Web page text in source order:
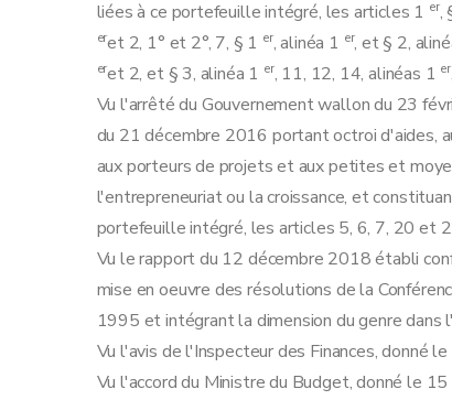
liées à ce portefeuille intégré, les articles 1 er,
eret 2, 1° et 2°, 7, § 1 er, alinéa 1 er, et § 2,
eret 2, et § 3, alinéa 1 er, 11, 12, 14, alinéas 1 er
Vu l'arrêté du Gouvernement wallon du 23
du 21 décembre 2016 portant octroi d'aides,
aux porteurs de projets et aux petites et
l'entrepreneuriat ou la croissance, et
portefeuille intégré, les articles 5, 6, 7, 20 et
Vu le rapport du 12 décembre 2018 établi
mise en oeuvre des résolutions de la
1995 et intégrant la dimension du genre
Vu l'avis de l'Inspecteur des Finances, donné
Vu l'accord du Ministre du Budget, donné le